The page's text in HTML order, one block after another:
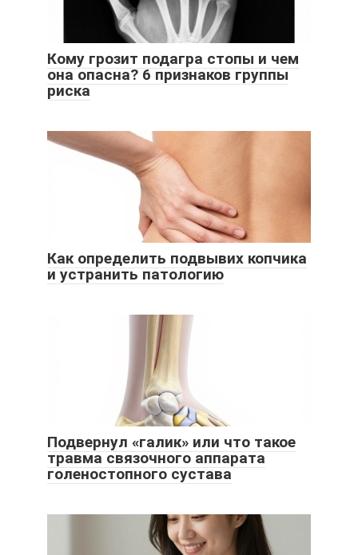
Кому грозит подагра стопы и чем
она опасна? 6 признаков группы
риска
Как определить подвывих копчика
и устранить патологию
Подвернул «галик» или что такое
травма связочного аппарата
голеностопного сустава